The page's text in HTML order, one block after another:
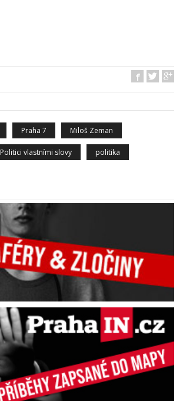
Praha 7 Miloš Zeman
Politici vlastními slovy politika